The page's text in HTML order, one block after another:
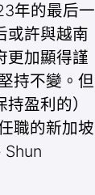
年的最后一
或許與越南
更加顯得謹
持不變。但
盈利的）
職的新加坡
Shun